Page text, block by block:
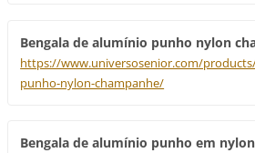
Bengala de alumínio punho nylon
https://www.universosenior.com/
punho-nylon-champanhe/
Bengala de alumínio punho em